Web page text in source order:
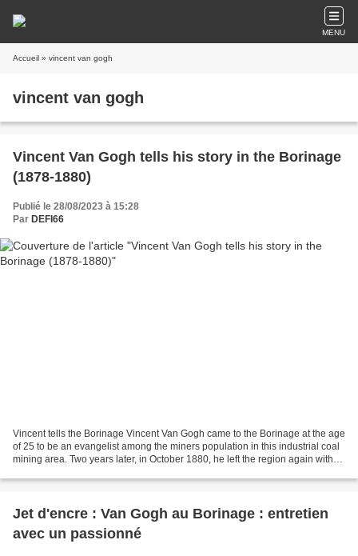
MENU
Accueil » vincent van gogh
vincent van gogh
Vincent Van Gogh tells his story in the Borinage
(1878-1880)
Publié le 28/08/2023 à 15:28
Par DEFI66
Vincent tells the Borinage Vincent Van Gogh came to the Borinage at the age
of 25 to be an evangelist among the miners population in this industrial coal
mining area. Two years later, in October 1880, he left the region again with
Jet d'encre : Van Gogh au Borinage : entretien
avec un passionné